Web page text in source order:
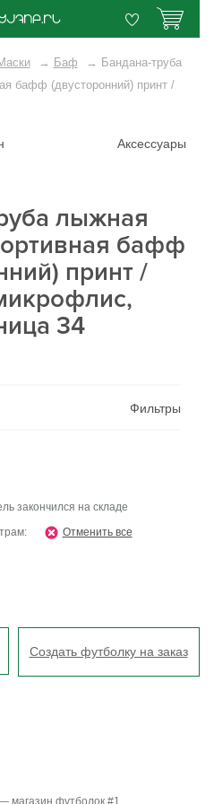
→ Баф → Бандана-труба
бафф (двусторонний) принт /
Аксессуары
лыжная
бафф
принт /
34
Фильтры
закончился на складе
Отменить все
Создать футболку на заказ